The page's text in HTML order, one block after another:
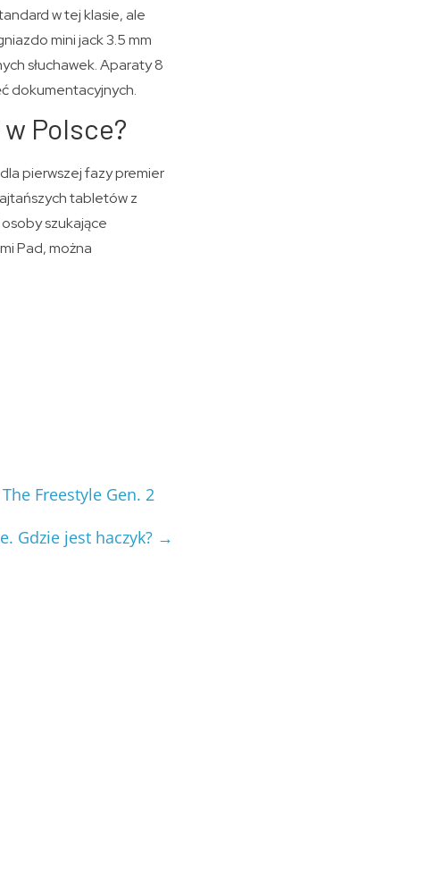
w tej klasie, ale
mini jack 3.5 mm
słuchawek. Aparaty 8
dokumentacyjnych.
Polsce?
pierwszej fazy premier
tabletów z
szukające
Pad, można
Freestyle Gen. 2
Gdzie jest haczyk? →